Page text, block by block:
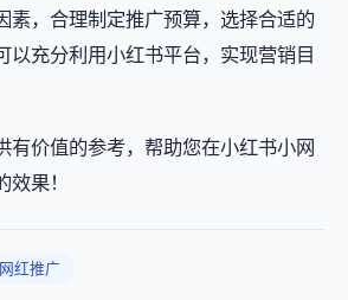
素，合理制定推广预算，选择合适的
以充分利用小红书平台，实现营销目
有价值的参考，帮助您在小红书小网
果！
红推广